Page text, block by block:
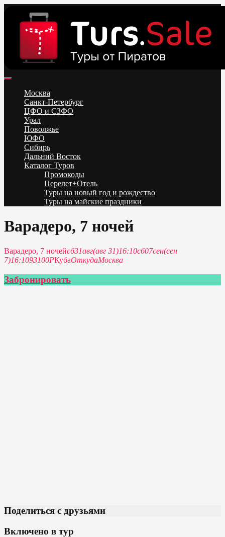
content
Низкие цены на путевки 3-7-10 ночей все включено, отдых на
море. Распродажа экскурсионных и горнолыжных туров.
Обновление каждый день. Официальный сайт Тур Сейл
Москва
Санкт-Петербург
ЦФО и СЗФО
Урал
Поволжье
ЮФО
Сибирь
Дальний Восток
Каталог Туров
Промокоды
Перелет+Отель
Туры на новый год и рождество
Туры на майские праздники
Варадеро, 7 ночей
Варадеро, 7 ночейсб31авг(авг 31)16:10сб07сен(сен
7)16:1093100РКубаОткудаМосква
Забронировать
Поделиться с друзьями
Включено в тур